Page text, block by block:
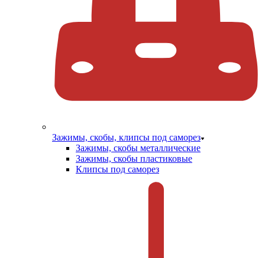
Зажимы, скобы, клипсы под саморез
Зажимы, скобы металлические
Зажимы, скобы пластиковые
Клипсы под саморез